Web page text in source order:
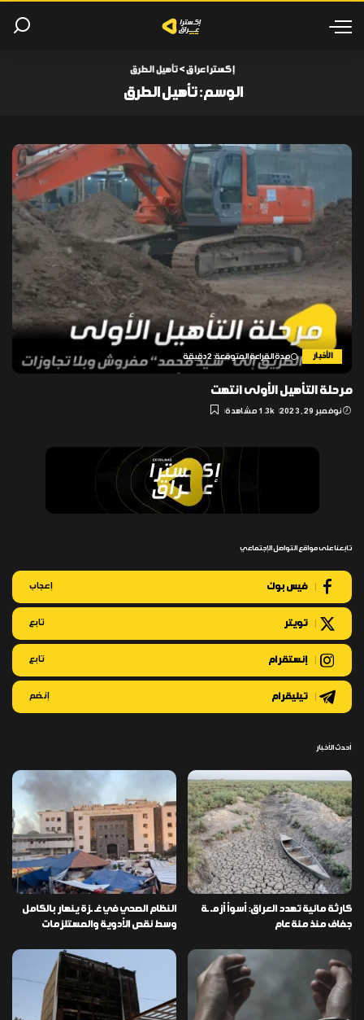
إكسترا عراق>تأهيل الطرق
الوسم:تأهيل الطرق
الأخبار مدة القراءة المتوقعة: 2 دقيقة
مرحلة التأهيل الأولى انتهت
نوفمبر 29, 2023 1.3k مشاهدة
تابعنا على مواقع التواصل الإجتماعي
فيس بوك إعجاب
تويتر تابع
إنستقرام تابع
تيليقرام إنضم
أحدث الأخبار
كارثة مائية تهدد العراق: أسوأ أزمـ ـة
جفاف منذ مئة عام
النظام الصحي في غـ ـزة ينهار بالكامل
وسط نقص الأدوية والمستلزمات